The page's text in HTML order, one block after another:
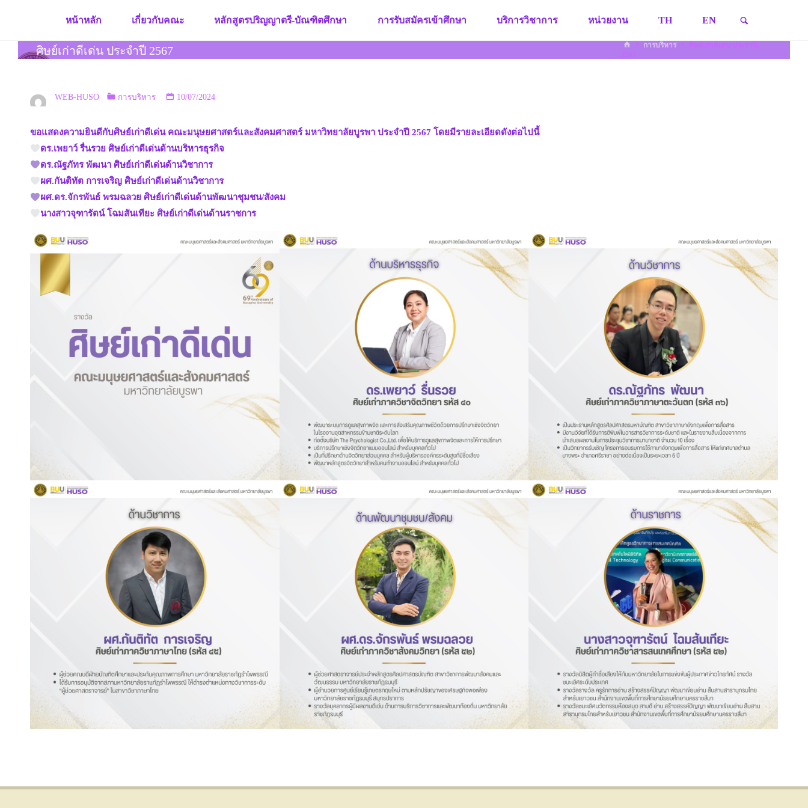
content
หน้าหลัก เกี่ยวกับคณะ หลักสูตรปริญญาตรี-บัณฑิตศึกษา การรับสมัครเข้าศึกษา บริการวิชาการ หน่วยงาน TH EN
ศิษย์เก่าดีเด่น ประจำปี 2567
HOMEการบริหาร
WEB-HUSO การบริหาร 10/07/2024
ขอแสดงความยินดีกับศิษย์เก่าดีเด่น คณะมนุษยศาสตร์และสังคมศาสตร์ มหาวิทยาลัยบูรพา ประจำปี 2567 โดยมีรายละเอียดดังต่อไปนี้
ดร.เพยาว์ รื่นรวย ศิษย์เก่าดีเด่นด้านบริหารธุรกิจ
ดร.ณัฐภัทร พัฒนา ศิษย์เก่าดีเด่นด้านวิชาการ
ผศ.กันติทัต การเจริญ ศิษย์เก่าดีเด่นด้านวิชาการ
ผศ.ดร.จักรพันธ์ พรมฉลวย ศิษย์เก่าดีเด่นด้านพัฒนาชุมชน/สังคม
นางสาวจุฑารัตน์ โฉมสันเทียะ ศิษย์เก่าดีเด่นด้านราชการ